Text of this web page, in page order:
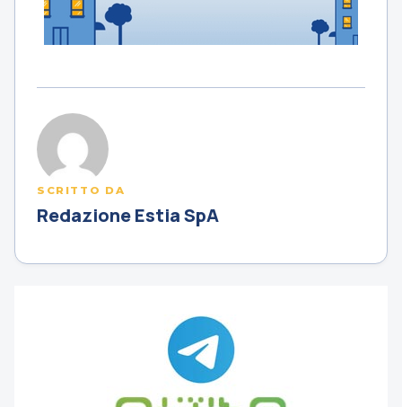
SCRITTO DA
Redazione Estia SpA